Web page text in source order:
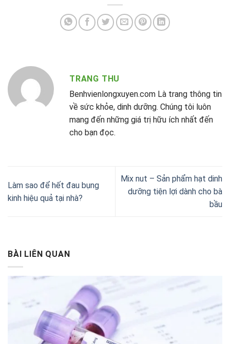
TRANG THU
Benhvienlongxuyen.com Là trang thông tin
về sức khỏe, dinh dưỡng. Chúng tôi luôn
mang đến những giá trị hữu ích nhất đến
cho bạn đọc.
Làm sao để hết đau bụng
kinh hiệu quả tại nhà?
Mix nut – Sản phẩm hạt dinh
dưỡng tiện lợi dành cho bà
bầu
BÀI LIÊN QUAN